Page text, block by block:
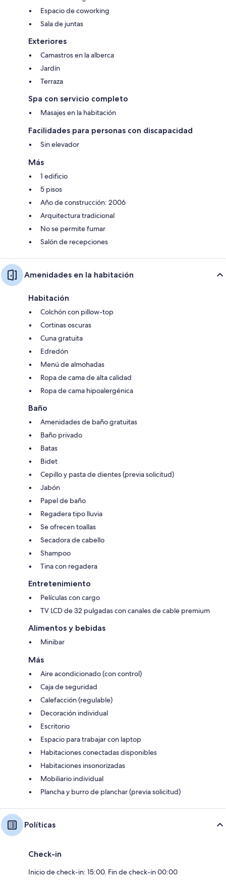
Espacio de coworking
Sala de juntas
Exteriores
Camastros en la alberca
Jardín
Terraza
Spa con servicio completo
Masajes en la habitación
Facilidades para personas con discapacidad
Sin elevador
Más
1 edificio
5 pisos
Año de construcción: 2006
Arquitectura tradicional
No se permite fumar
Salón de recepciones
Amenidades en la habitación
Habitación
Colchón con pillow-top
Cortinas oscuras
Cuna gratuita
Edredón
Menú de almohadas
Ropa de cama de alta calidad
Ropa de cama hipoalergénica
Baño
Amenidades de baño gratuitas
Baño privado
Batas
Bidet
Cepillo y pasta de dientes (previa solicitud)
Jabón
Papel de baño
Regadera tipo lluvia
Se ofrecen toallas
Secadora de cabello
Shampoo
Tina con regadera
Entretenimiento
Películas con cargo
TV LCD de 32 pulgadas con canales de cable premium
Alimentos y bebidas
Minibar
Más
Aire acondicionado (con control)
Caja de seguridad
Calefacción (regulable)
Decoración individual
Escritorio
Espacio para trabajar con laptop
Habitaciones conectadas disponibles
Habitaciones insonorizadas
Mobiliario individual
Plancha y burro de planchar (previa solicitud)
Políticas
Check-in
Inicio de check-in: 15:00. Fin de check-in 00:00